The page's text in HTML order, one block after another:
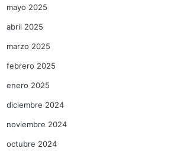
mayo 2025
abril 2025
marzo 2025
febrero 2025
enero 2025
diciembre 2024
noviembre 2024
octubre 2024